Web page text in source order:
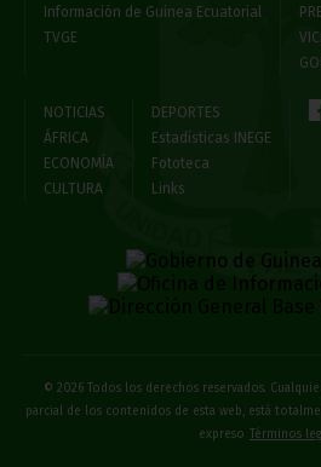
Información de Guinea Ecuatorial
TVGE
NOTICIAS
ÁFRICA
ECONOMÍA
CULTURA
DEPORTES
Estadísticas INEGE
Fototeca
Links
© 2026 Todos los derechos reservados.
parcial de los contenidos de esta web, está
expreso Términos